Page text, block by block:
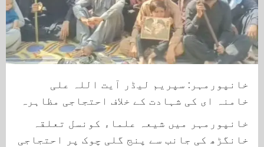
خانپورمہر: سپریم لیڈر آیت اللہ علی
خامنہ ای کی شہادت کے خلاف احتجاجی مظاہرہ
خانپورمہر میں شیعہ علماء کونسل تعلقہ
خانگڑھ کی جانب سے پنج گلی چوک پر احتجاجی